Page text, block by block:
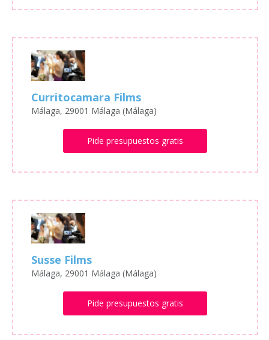
Curritocamara Films
Málaga, 29001 Málaga (Málaga)
Pide presupuestos gratis
Susse Films
Málaga, 29001 Málaga (Málaga)
Pide presupuestos gratis